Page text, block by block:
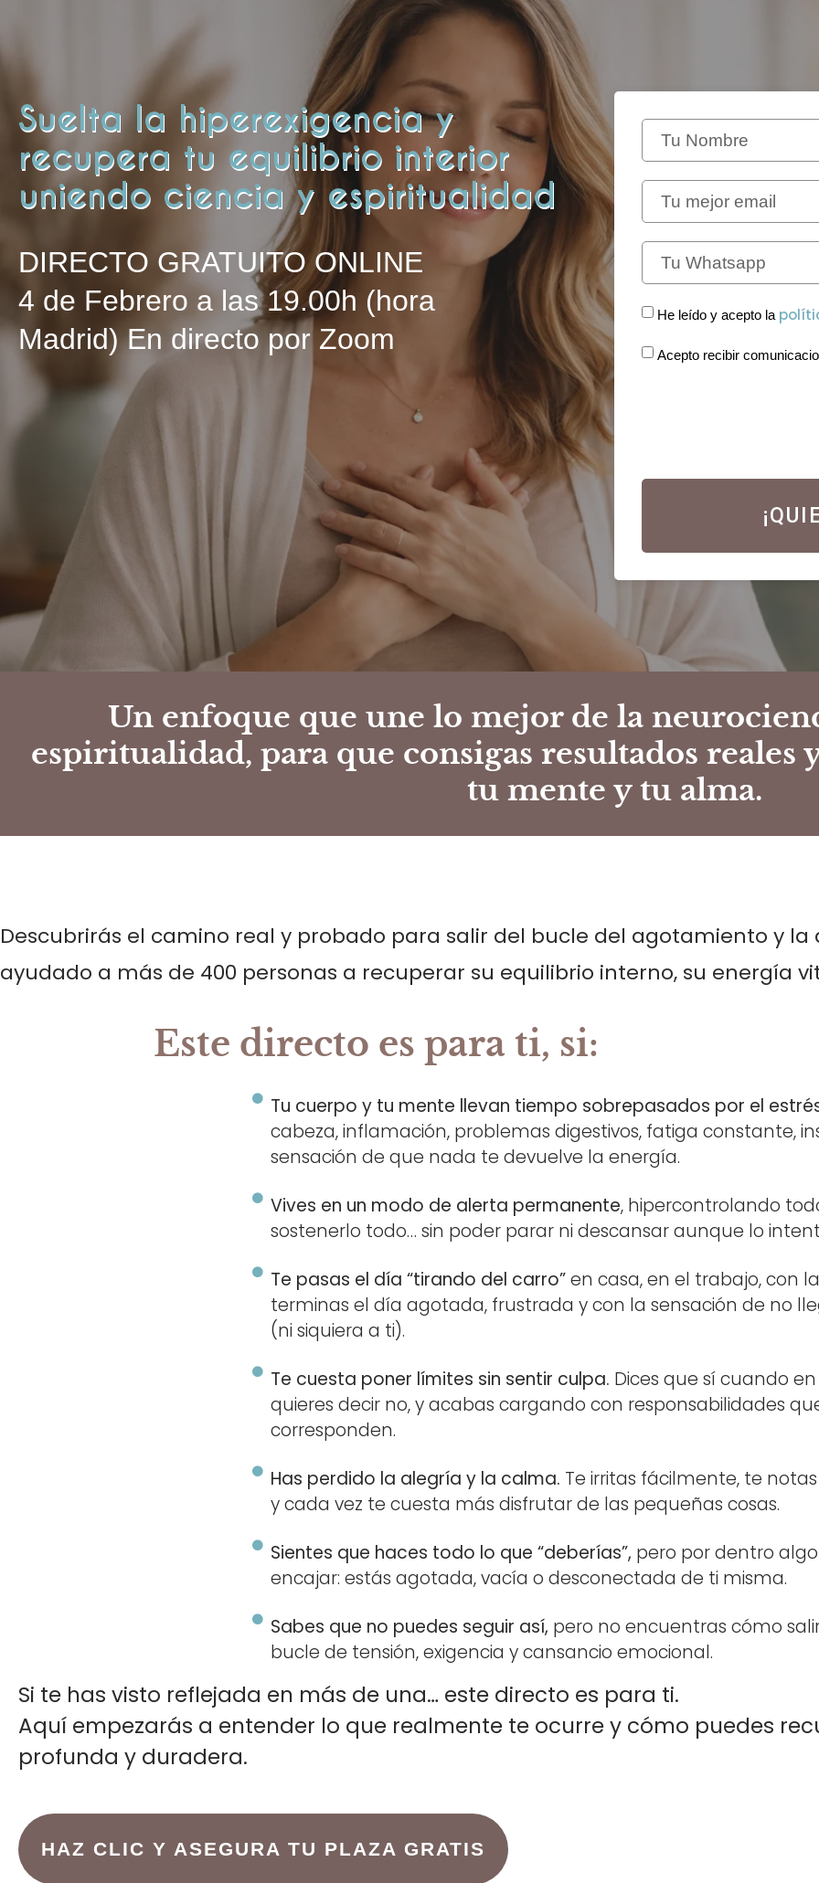
Suelta la hiperexigencia y
recupera tu equilibrio interior
uniendo ciencia y espiritualidad
DIRECTO GRATUITO ONLINE
4 de Febrero a las 19.00h (hora
Madrid) En directo por Zoom
He leído y acepto la
Acepto recibir
Un enfoque que une lo mejor de la
espiritualidad, para que consigas resultados reales
tu mente y tu alma.
Descubrirás el camino real y probado para salir del bucle del agotamiento y la
ayudado a más de 400 personas a recuperar su equilibrio interno, su energía
Este directo es para ti, si:
Tu cuerpo y tu mente llevan tiempo sobrepasados por el
cabeza, inflamación, problemas digestivos, fatiga constante,
sensación de que nada te devuelve la energía.
Vives en un modo de alerta permanente, hipercontrolando
sostenerlo todo… sin poder parar ni descansar aunque lo
Te pasas el día “tirando del carro”en casa, en el trabajo, con
terminas el día agotada, frustrada y con la sensación de no
(ni siquiera a ti).
Te cuesta poner límites sin sentir culpa. Dices que sí cuando
quieres decir no, y acabas cargando con responsabilidades
corresponden.
Has perdido la alegría y la calma. Te irritas fácilmente, te
y cada vez te cuesta más disfrutar de las pequeñas cosas.
Sientes que haces todo lo que “deberías”, pero por dentro
encajar: estás agotada, vacía o desconectada de ti misma.
Sabes que no puedes seguir así, pero no encuentras cómo
bucle de tensión, exigencia y cansancio emocional.
Si te has visto reflejada en más de una… este directo es para ti.
Aquí empezarás a entender lo que realmente te ocurre y cómo puedes
profunda y duradera.
HAZ CLIC Y ASEGURA TU PLAZA GRATIS